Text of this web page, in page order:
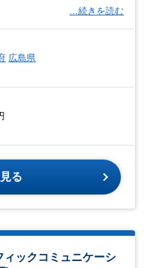
…続きを読む
広島県
る
ィックコミュニケーシ